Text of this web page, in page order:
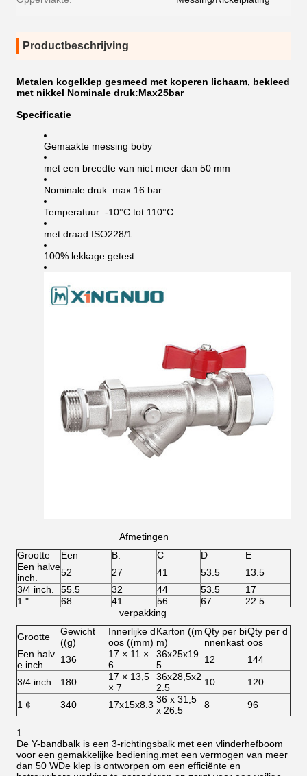
Productbeschrijving
Metalen kogelklep gesmeed met koperen lichaam, bekleed
met nikkel Nominale druk:Max25bar
Specificatie
Gemaakte messing boby
met een breedte van niet meer dan 50 mm
Nominale druk: max.16 bar
Temperatuur: -10°C tot 110°C
met draad ISO228/1
100% lekkage getest
Afmetingen
Grootte
Een B. C D
E
Een halve
inch.
52 27 41 53.5
13.5
3/4 inch.
55.5 32 44 53.5
17
1 "
68 41 56 67
22.5
verpakking
Grootte
Gewicht
((g)
Innerlijke d
oos ((mm)
Karton ((m
m)
Qty per bi
nnenkast
Qty per d
oos
Een halv
e inch.
136
17 × 11 ×
6
36x25x19.
5
12 144
3/4 inch. 180
17 × 13,5
× 7
36x28,5x2
2.5
10 120
1 ¢ 340 17x15x8.3 36 x 31,5
x 26.5
8 96
1
De Y-bandbalk is een 3-richtingsbalk met een vlinderhefboom
voor een gemakkelijke bediening.met een vermogen van meer
dan 50 WDe klep is ontworpen om een efficiënte en